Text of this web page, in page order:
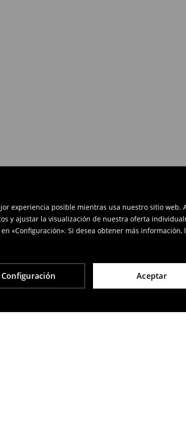
experiencia posible mientras usa nuestro sitio
y ajustar la visualización de nuestra oferta
«Configuración». Si desea obtener más información,
Configuración Aceptar